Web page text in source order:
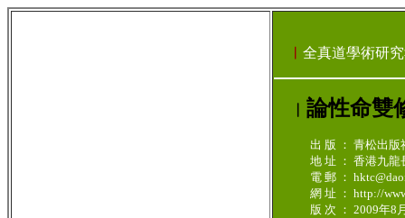
全真道學術研
論性命雙
出 版 ： 青松出版
地 址 ： 香港九
電 郵 ：
網 址 ： http://
版 次 ： 2009年8